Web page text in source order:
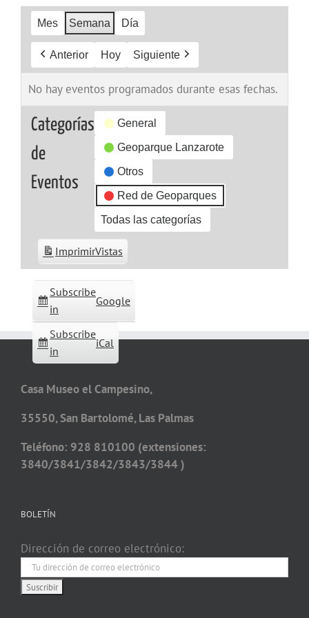
Mes Semana Día
Anterior Hoy Siguiente
No hay eventos programados durante esas fechas.
Categorías
de
Eventos
General
Geoparque Lanzarote
Otros
Red de Geoparques
Todas las categorías
Subscribe
in
Google
Subscribe
in
iCal
ImprimirVistas
Casa Museo el Campesino,
35550, San Bartolomé, Las Palmas
Teléfono: 928 810100 (extensiones:
3840/3841/3842/3843/3844 )
BOLETÍN
Dirección de correo electrónico: